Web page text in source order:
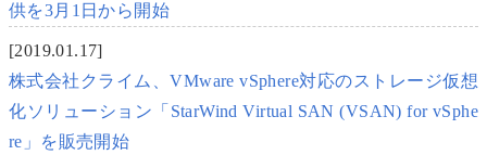
供を3月1日から開始
[2019.01.17]
株式会社クライム、VMware vSphere対応のストレージ仮想
化ソリューション「StarWind Virtual SAN (VSAN) for vSphe
re」を販売開始